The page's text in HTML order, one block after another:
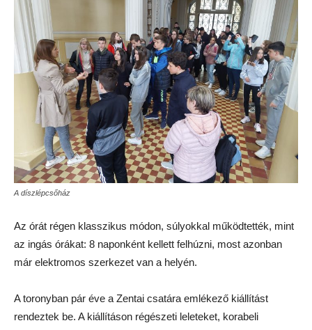
A díszlépcsőház
Az órát régen klasszikus módon, súlyokkal működtették, mint
az ingás órákat: 8 naponként kellett felhúzni, most azonban
már elektromos szerkezet van a helyén.
A toronyban pár éve a Zentai csatára emlékező kiállítást
rendeztek be. A kiállításon régészeti leleteket, korabeli